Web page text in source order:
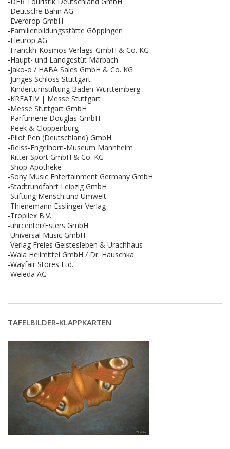
-Deutsche Bahn AG
-Everdrop GmbH
-Familienbildungsstätte Göppingen
-Fleurop AG
-Franckh-Kosmos Verlags-GmbH & Co. KG
-Haupt- und Landgestüt Marbach
-Jako-o / HABA Sales GmbH & Co. KG
-Junges Schloss Stuttgart
-Kinderturnstiftung Baden-Württemberg
-KREATIV | Messe Stuttgart
-Messe Stuttgart GmbH
-Parfümerie Douglas GmbH
-Peek & Cloppenburg
-Pilot Pen (Deutschland) GmbH
-Reiss-Engelhorn-Museum Mannheim
-Ritter Sport GmbH & Co. KG
-Shop-Apotheke
-Sony Music Entertainment Germany GmbH
-Stadtrundfahrt Leipzig GmbH
-Stiftung Mensch und Umwelt
-Thienemann Esslinger Verlag
-Tropilex B.V.
-uhrcenter/Esters GmbH
-Universal Music GmbH
-Verlag Freies Geistesleben & Urachhaus
-Wala Heilmittel GmbH / Dr. Hauschka
-Wayfair Stores Ltd.
-Weleda AG
TAFELBILDER-KLAPPKARTEN